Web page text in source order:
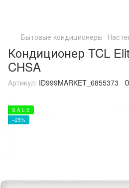
Бытовые кондиционеры
Кондиционер TCL
CHSA
Артикул: ID999MARKET_6855373
S A L E
−25%